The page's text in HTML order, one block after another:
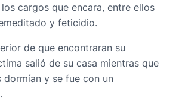
cargos que encara, entre ellos
y feticidio.
de que encontraran su
salió de su casa mientras que
dormían y se fue con un